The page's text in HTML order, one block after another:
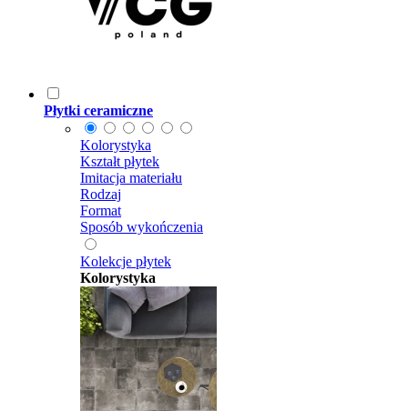
Płytki ceramiczne
Kolorystyka
Kształt płytek
Imitacja materiału
Rodzaj
Format
Sposób wykończenia
Kolekcje płytek
Kolorystyka